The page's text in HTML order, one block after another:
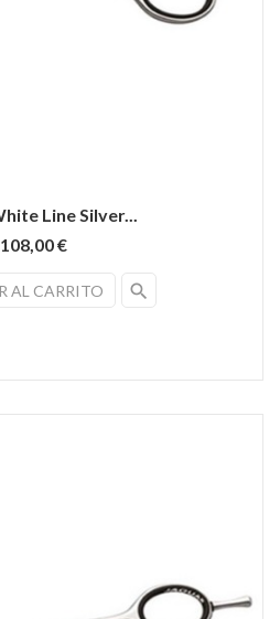
Line Silver...
108,00 €
AL CARRITO search